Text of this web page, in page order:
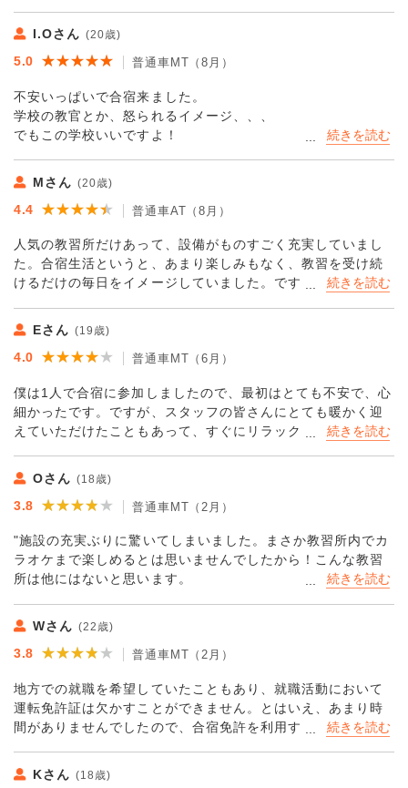
た先生方、受付事務の方々、食堂の職員さんなど本当に優し
くて面白い方ばかりで楽しく過ごすことができました🥺
りの地域住民の方やタクシーの運転手さんなども優しく、と
ても過ごしやすかったです。
また、コナン好きの子と知り合い一緒にふるさと館へ行くな
どの思い出もできました！
毎日三食美味しいごはんが食べられますし、少し歩けばコン
ビニやスーパー・薬局もあるので便利です。毎日タオルが交
換され、清潔なものを使えることもありがたかったです。洗
濯機や乾燥機もあり助かりました。
コナン目当てではなくても、快適に免許を取得できる環境だ
と思います！
く学び、過ごすことができました！学科もオンラインでとて
も面白く学ばせていただきました！衛生面もしっかりされて
いて、バスタオルとフェイスタオルは毎日、バスマットは週
とができるのでとても良かったです！食事も3食付いていて、
すごく美味しいし、木曜日にはケーキバイキング、隔週土曜
日は豪華メニューでとても満足しました！周辺には名探偵コ
ナン関係のスポットが多くあり、暇を持て余すことなく過ご
せました！私は名探偵コナンが大好きだったので、とても嬉
た！この施設では名探偵コナンに関するものが多く飾られて
いて、青山剛昌先生のサインも飾られていました！しかも、
シアタールーム（コナン仕様）でコナンの映画を見放題！カ
ラオケもすることができます！合宿免許で指導員との関係に
不安を持つ方や名探偵コナンが大好きな方にとてもおすすめ
できる自動車学校だと思います！
I.Oさん (20歳)
5.0 ★★★★★
★★★★★ 普通車MT（8月）
不安いっぱいで合宿来ました。
学校の教官とか、怒られるイメージ、、、
でもこの学校いいですよ！
もらう時も教官それぞれの個性で的確なアドバイスしていた
だけます。
ここを選んでよかったと思ってます😊
予定通り卒業させていただきました。
お世話になりました。ありがとうございました。
教官の方々、授業中やし、大阪に帰らなあかんのもあって、
挨拶出来ないご無礼をお許し下さい。
ホントにホントにありがとうございました😊
Mさん (20歳)
4.4 ★★★★★
★★★★★ 普通車AT（8月）
人気の教習所だけあって、設備がものすごく充実していまし
た。合宿生活というと、あまり楽しみもなく、教習を受け続
けるだけの毎日をイメージしていました。ですが、オフタイ
ルーム、マンガコーナーに、身体を動かすことができるス
ペースなども用意されていました。今回、1人での参加だった
のですが、こういった施設を利用する中で、すぐに友達もで
しい方ばかりで、指導も的確でしたのですぐに運転を楽しめ
るようになれました。本当に感謝です。
Eさん (19歳)
4.0 ★★★★★
★★★★★ 普通車MT（6月）
僕は1人で合宿に参加しましたので、最初はとても不安で、心
細かったです。ですが、スタッフの皆さんにとても暖かく迎
えていただけたこともあって、すぐにリラックスすることが
もとても多く、生徒同士で交流する機会もあったので、すぐ
に友達ができました。普段の生活の中ではなかなか出会えな
い他の地域の人と仲良くなることができたことは、大きな財
を交えながら指導してくれたこともあり、生活面だけでな
く、教習も楽しかったです。
Oさん (18歳)
3.8 ★★★★★
★★★★★ 普通車MT（2月）
"施設の充実ぶりに驚いてしまいました。まさか教習所内でカ
ラオケまで楽しめるとは思いませんでしたから！こんな教習
所は他にはないと思います。
想像していたよりも空き時間も多かったです。そんな空き時
間を活かすことができる設備が充実しているのはとても嬉し
いポイントです。宿泊施設の方も、シングルが選べましたの
た。気候的には寒さが厳しい時期でしたがら、暖房もしっか
りと効いていましたので、困るようなこともなく、快適な合
宿生活でした！"
Wさん (22歳)
3.8 ★★★★★
★★★★★ 普通車MT（2月）
地方での就職を希望していたこともあり、就職活動において
運転免許証は欠かすことができません。とはいえ、あまり時
間がありませんでしたので、合宿免許を利用することにしま
いましたので、生活に関してはあまり期待してなかったで
す。ですが、フィットネスルームやリフレッシュすることが
Kさん (18歳)